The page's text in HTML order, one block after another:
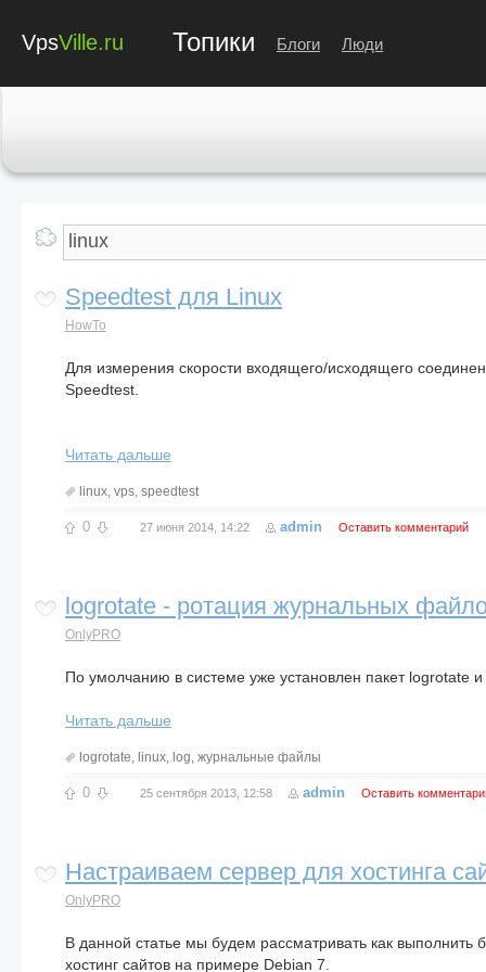
VpsVille.ru Топики Блоги Люди
Speedtest для Linux
HowTo
Для измерения скорости входящего/исходящего
Speedtest.
Читать дальше
linux, vps, speedtest
0 27 июня 2014, 14:22 admin Оставить комментарий
logrotate - ротация журнальных
OnlyPRO
По умолчанию в системе уже установлен пакет logrotate
Читать дальше
logrotate, linux, log, журнальные файлы
0 25 сентября 2013, 12:58 admin Оставить
Настраиваем сервер для хостинга
OnlyPRO
В данной статье мы будем рассматривать как выполнить
хостинг сайтов на примере Debian 7.